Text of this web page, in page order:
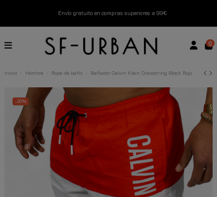
Envío gratuito en compras superiores a 99€
Nuevos productos disponibles esta semana
Descubre Nuestras Novedades Compra Ahora
0
Inicio Hombre Ropa de baño Bañador Calvin Klein Drawstring Block Rojo
-20%